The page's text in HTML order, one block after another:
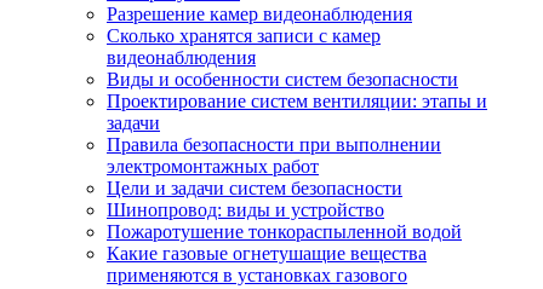
Разрешение камер видеонаблюдения
Сколько хранятся записи с камер
видеонаблюдения
Виды и особенности систем безопасности
Проектирование систем вентиляции: этапы и
задачи
Правила безопасности при выполнении
электромонтажных работ
Цели и задачи систем безопасности
Шинопровод: виды и устройство
Пожаротушение тонкораспыленной водой
Какие газовые огнетушащие вещества
применяются в установках газового